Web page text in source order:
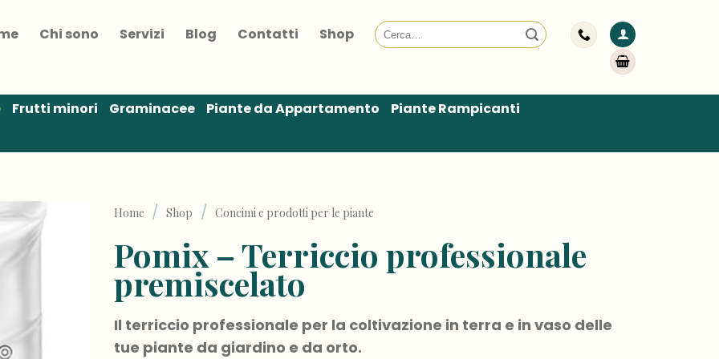
Chi sono Servizi Blog Contatti Shop Cerca:
Frutti minori Graminacee Piante da Appartamento
Piante Rampicanti
Home / Shop / Concimi e prodotti per le piante
Pomix – Terriccio professionale
premiscelato
Il terriccio professionale per la coltivazione in terra e in vaso delle
tue piante da giardino e da orto.